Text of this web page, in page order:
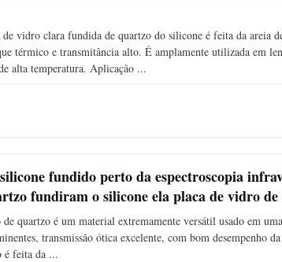
vidro clara fundida de quartzo do silicone é feita da areia
térmico e transmitância alto. É amplamente utilizada em
alta temperatura. Aplicação ...
fundido perto da espectroscopia
fundiram o silicone ela placa de vidro
quartzo é um material extremamente versátil usado em
transmissão ótica excelente, com bom desempenho
é feita da ...